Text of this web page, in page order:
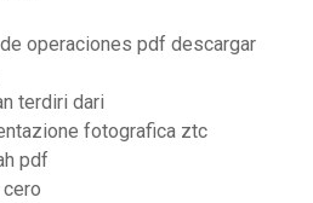
operaciones pdf descargar
terdiri dari
fotografica ztc
pdf